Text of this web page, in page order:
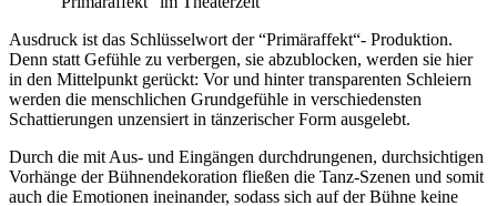
Ausdruck ist das Schlüsselwort der “Primäraffekt“- Produktion.
Denn statt Gefühle zu verbergen, sie abzublocken, werden sie hier
in den Mittelpunkt gerückt: Vor und hinter transparenten Schleiern
werden die menschlichen Grundgefühle in verschiedensten
Schattierungen unzensiert in tänzerischer Form ausgelebt.
Durch die mit Aus- und Eingängen durchdrungenen, durchsichtigen
Vorhänge der Bühnendekoration fließen die Tanz-Szenen und somit
auch die Emotionen ineinander, sodass sich auf der Bühne keine